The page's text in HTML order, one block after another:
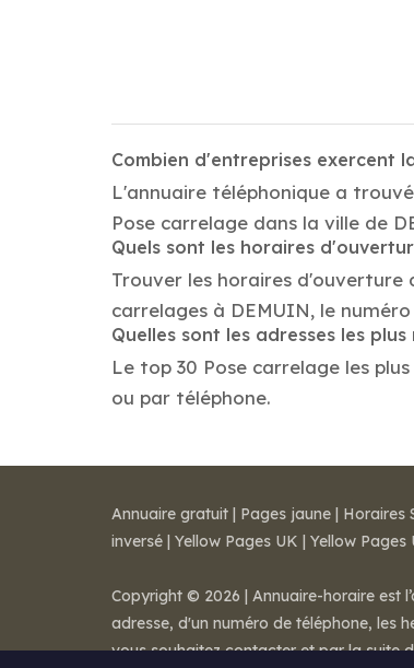
Combien d'entreprises exercent
L'annuaire téléphonique a
Pose carrelage dans la ville de
Quels sont les horaires
Trouver les horaires d'ouverture
carrelages à DEMUIN, le
Quelles sont les adresses les
Le top 30 Pose carrelage les
ou par téléphone.
Annuaire gratuit | Pages jaune | Horaires
inversé | Yellow Pages UK | Yellow Pages
Copyright © 2026 | Annuaire-horaire est
adresse, d'un numéro de téléphone, les
vous souhaitez contacter et par la suite